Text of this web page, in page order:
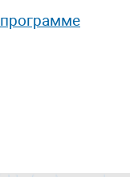
программе